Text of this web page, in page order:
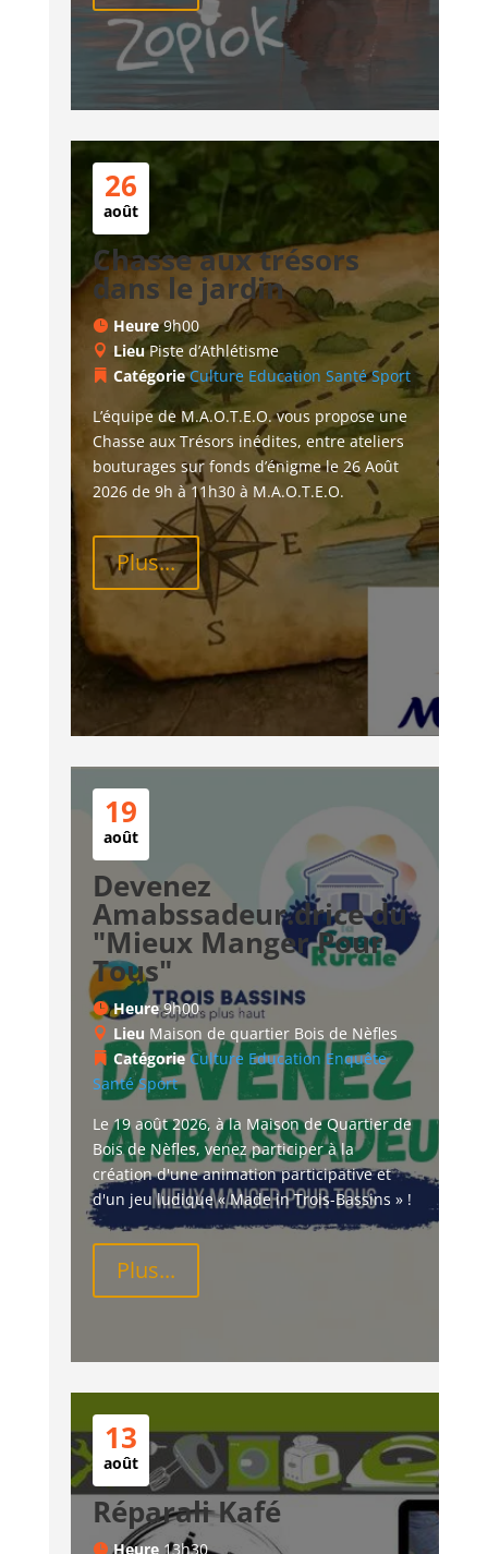
26
août
Chasse aux trésors
dans le jardin
Heure9h00
LieuPiste d’Athlétisme
CatégorieCulture Education Santé Sport
L’équipe de M.A.O.T.E.O. vous propose une
Chasse aux Trésors inédites, entre ateliers
bouturages sur fonds d’énigme le 26 Août
2026 de 9h à 11h30 à M.A.O.T.E.O.
Plus...
19
août
Devenez
Amabssadeur.drice du
"Mieux Manger Pour
Tous"
Heure9h00
Lieu Maison de quartier Bois de Nèfles
CatégorieCulture Education Enquête
Santé Sport
Le 19 août 2026, à la Maison de Quartier de
Bois de Nèfles, venez participer à la
création d'une animation participative et
d'un jeu ludique « Made in Trois-Bassins » !
Plus...
13
août
Réparali Kafé
Heure 13h30